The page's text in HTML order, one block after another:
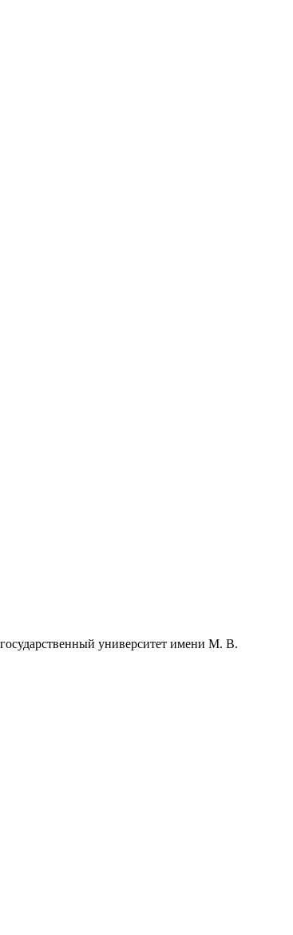
университет имени М. В.